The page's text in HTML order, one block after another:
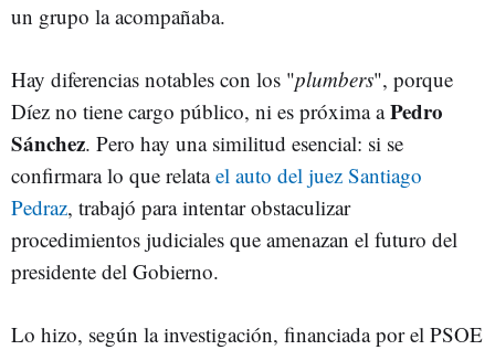
un grupo la acompañaba.
Hay diferencias notables con los "plumbers", porque
Díez no tiene cargo público, ni es próxima aPedro
Sánchez. Pero hay una similitud esencial: si se
confirmara lo que relatael auto del juez Santiago
Pedraz, trabajó para intentar obstaculizar
procedimientos judiciales que amenazan el futuro del
presidente del Gobierno.
Lo hizo, según la investigación, financiada por el PSOE